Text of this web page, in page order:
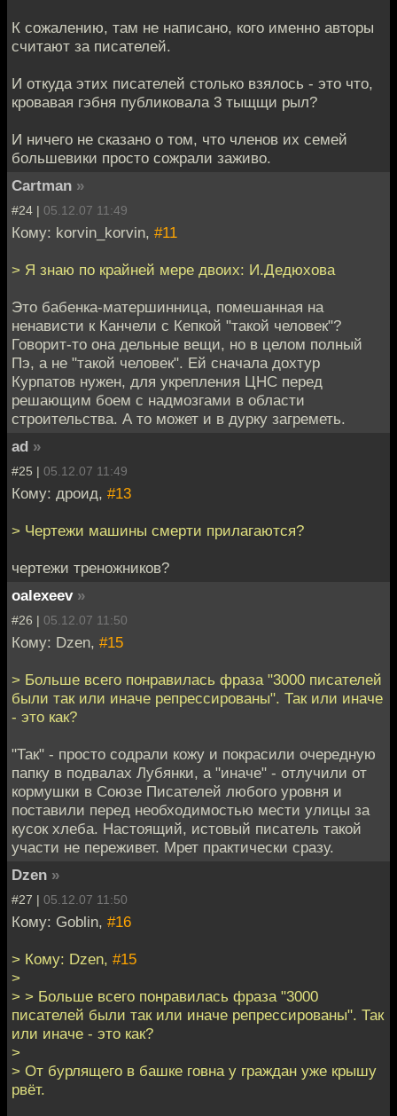
К сожалению, там не написано, кого именно авторы
считают за писателей.
И откуда этих писателей столько взялось - это что,
кровавая гэбня публиковала 3 тыщщи рыл?
И ничего не сказано о том, что членов их семей
большевики просто сожрали заживо.
Cartman »
#24 | 05.12.07 11:49
Кому: korvin_korvin, #11
> Я знаю по крайней мере двоих: И.Дедюхова
Это бабенка-матершинница, помешанная на
ненависти к Канчели с Кепкой "такой человек"?
Говорит-то она дельные вещи, но в целом полный
Пэ, а не "такой человек". Ей сначала дохтур
Курпатов нужен, для укрепления ЦНС перед
решающим боем с надмозгами в области
строительства. А то может и в дурку загреметь.
ad »
#25 | 05.12.07 11:49
Кому: дроид, #13
> Чертежи машины смерти прилагаются?
чертежи треножников?
oalexeev »
#26 | 05.12.07 11:50
Кому: Dzen, #15
> Больше всего понравилась фраза "3000 писателей
были так или иначе репрессированы". Так или иначе
- это как?
"Так" - просто содрали кожу и покрасили очередную
папку в подвалах Лубянки, а "иначе" - отлучили от
кормушки в Союзе Писателей любого уровня и
поставили перед необходимостью мести улицы за
кусок хлеба. Настоящий, истовый писатель такой
участи не переживет. Мрет практически сразу.
Dzen »
#27 | 05.12.07 11:50
Кому: Goblin, #16
> Кому: Dzen, #15
>
> > Больше всего понравилась фраза "3000
писателей были так или иначе репрессированы". Так
или иначе - это как?
>
> От бурлящего в башке говна у граждан уже крышу
рвёт.